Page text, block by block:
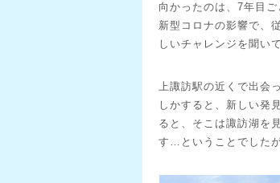
向かったのは、7年目
新型コロナの影響で、
しいチャレンジを聞い
上諏訪駅の近くで出会
しかすると、新しい発
ると、そこは諏訪湖を
す…ということでした